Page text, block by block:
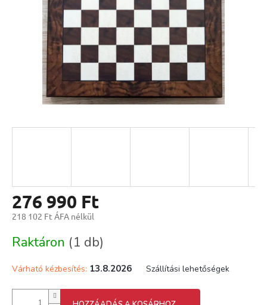
276 990 Ft
218 102 Ft ÁFA nélkül
Raktáron (1 db)
Várható kézbesítés: 13.8.2026 Szállítási lehetőségek